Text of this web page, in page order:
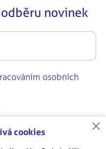
novinek
osobních
cookies